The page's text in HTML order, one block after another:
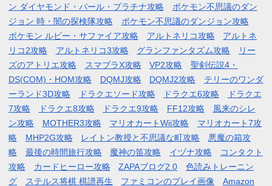
ン ダイヤモンド・パール・プラチナ攻略
ポケモン不思議のダン
ジョン 時・闇の探検隊攻略
ポケモン不思議のダンジョン攻略
ポケモン ルビー・サファイア攻略
アルトネリコ攻略
アルトネ
リコ2攻略
アルトネリコ3攻略 グランファンタズム攻略
リー
ズのアトリエ攻略
スマブラX攻略 VP2攻略
聖剣伝説4・
DS(COM)・HOM攻略
DQMJ攻略 DQMJ2攻略
テリーのワンダ
ーランド3D攻略
ドラクエソード攻略 ドラクエ6攻略
ドラクエ
7攻略
ドラクエ8攻略 ドラクエ9攻略 FF12攻略
風来のシレ
ン攻略
MOTHER3攻略 マリオカートWii攻略
マリオカート7攻
略
MHP2G攻略 レイトン教授と不思議な町攻略
悪魔の箱攻
略
最後の時間旅行攻略 魔神の笛攻略 イヅナ攻略
コンタクト
攻略
カードヒーロー攻略 ZAPAブログ2.0
色読みトレーニン
グ
ステルス将棋 棋譜再生 ファミコンのプレイ画像 Amazon